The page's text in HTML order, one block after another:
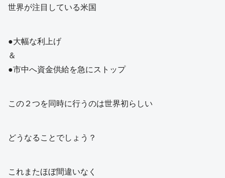
世界が注目している米国
●大幅な利上げ
＆
●市中へ資金供給を急にストップ
この２つを同時に行うのは世界初らしい
どうなることでしょう？
これまたほぼ間違いなく